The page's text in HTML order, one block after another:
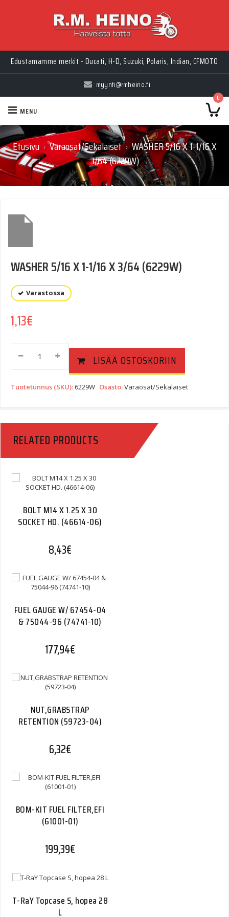
Edustamamme merkit - Ducati, H-D, Suzuki, Polaris, Indian, CFMOTO
myynti@rmheino.fi
0
MENU
Etusivu › Varaosat/Sekalaiset › WASHER 5/16 X 1-1/16 X
3/64 (6229W)
WASHER 5/16 X 1-1/16 X 3/64 (6229W)
Varastossa
1,13€
WASHER
1-
X
Quantity
LISÄÄ OSTOSKORIIN
Tuotetunnus (SKU): 6229W Osasto:Varaosat/Sekalaiset
RELATED PRODUCTS
BOLT M14 X 1.25 X 30
SOCKET HD. (46614-06)
8,43€
FUEL GAUGE W/ 67454-04
& 75044-96 (74741-10)
177,94€
NUT,GRABSTRAP
RETENTION (59723-04)
6,32€
BOM-KIT FUEL FILTER,EFI
(61001-01)
199,39€
T-RaY Topcase S, hopea 28
L